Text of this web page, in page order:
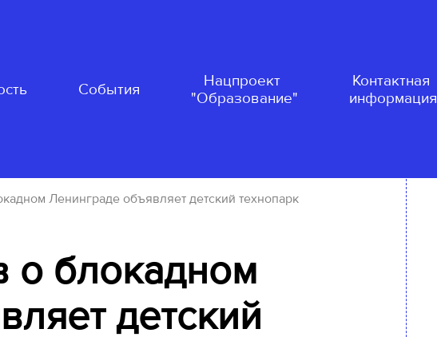
События
Нацпроект
"Образование"
Контактная
информация
Ленинграде объявляет детский технопарк
о блокадном
детский